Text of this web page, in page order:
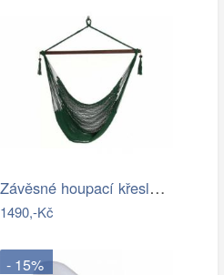
Závěsné houpací křeslo Bustry,…
1490,-Kč
- 15%